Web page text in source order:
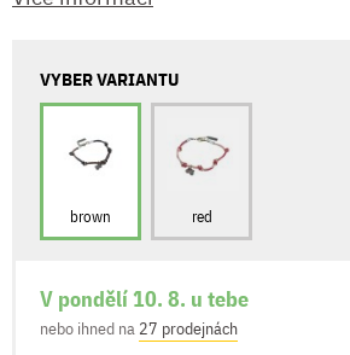
VYBER VARIANTU
brown red
V pondělí 10. 8. u tebe
nebo ihned na 27 prodejnách